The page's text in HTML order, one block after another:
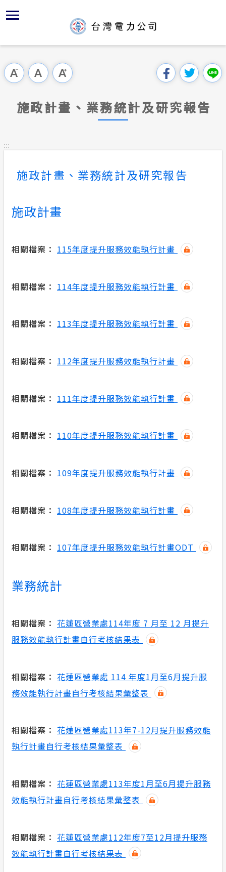
到
容
區
跳過此工具列
施政計畫、業務統計及研究報告
:::
施政計畫、業務統計及研究報告
施政計畫
相關檔案： 115年度提升服務效能執行計畫
相關檔案： 114年度提升服務效能執行計畫
相關檔案： 113年度提升服務效能執行計畫
相關檔案： 112年度提升服務效能執行計畫
相關檔案： 111年度提升服務效能執行計畫
相關檔案： 110年度提升服務效能執行計畫
相關檔案： 109年度提升服務效能執行計畫
相關檔案： 108年度提升服務效能執行計畫
相關檔案： 107年度提升服務效能執行計畫ODT
業務統計
相關檔案： 花蓮區營業處114年度 7 月至 12 月提升
服務效能執行計畫自行考核結果表
相關檔案： 花蓮區營業處 114 年度1月至6月提升服
務效能執行計畫自行考核結果彙整表
相關檔案： 花蓮區營業處113年7-12月提升服務效能
執行計畫自行考核結果彙整表
相關檔案： 花蓮區營業處113年度1月至6月提升服務
效能執行計畫自行考核結果彙整表
相關檔案： 花蓮區營業處112年度7至12月提升服務
效能執行計畫自行考核結果表
首頁
區處簡介
規章條款
主動公開資訊
安全性政策
政府網站資料開放宣告
沿革及
經營實績
志工園地
配電線
對外關
行政指
電業法
營業規
電價表
用電安全
意見信箱